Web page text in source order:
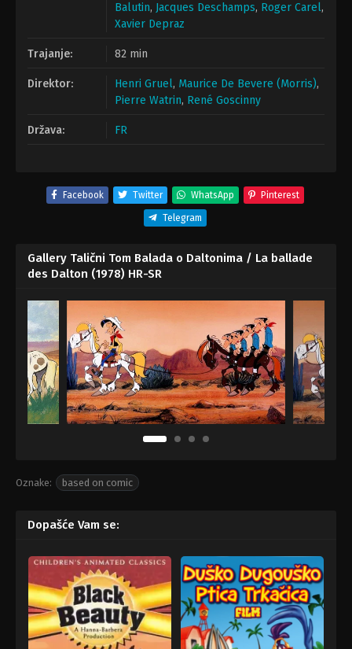
Balutin, Jacques Deschamps, Roger Carel,
Xavier Depraz
Trajanje: 82 min
Direktor: Henri Gruel, Maurice De Bevere (Morris),
Pierre Watrin, René Goscinny
Država: FR
Facebook Twitter WhatsApp Pinterest
Telegram
Gallery Talični Tom Balada o Daltonima / La ballade
des Dalton (1978) HR-SR
Oznake: based on comic
Dopašće Vam se: